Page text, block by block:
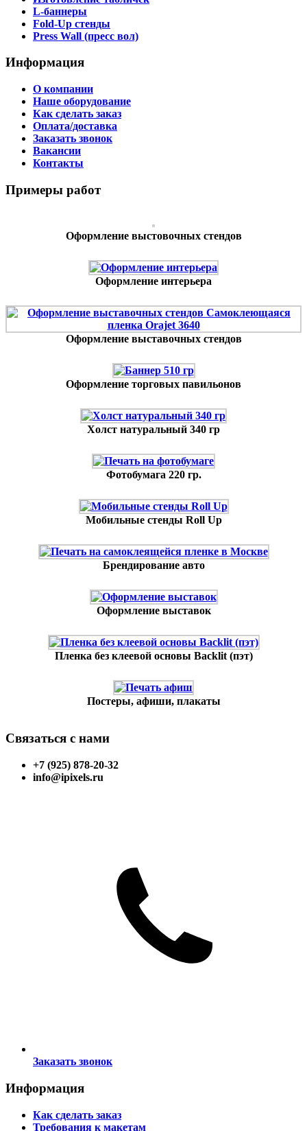
L-баннеры
Fold-Up стенды
Press Wall (пресс вол)
Информация
О компании
Наше оборудование
Как сделать заказ
Оплата/доставка
Заказать звонок
Вакансии
Контакты
Примеры работ
Оформление выстовочных стендов
Оформление интерьера
Оформление выставочных стендов
Оформление торговых павильонов
Холст натуральный 340 гр
Фотобумага 220 гр.
Мобильные стенды Roll Up
Брендирование авто
Оформление выставок
Пленка без клеевой основы Backlit (пэт)
Постеры, афиши, плакаты
Связаться с нами
+7 (925) 878-20-32
info@ipixels.ru
Заказать звонок
Информация
Как сделать заказ
Требования к макетам